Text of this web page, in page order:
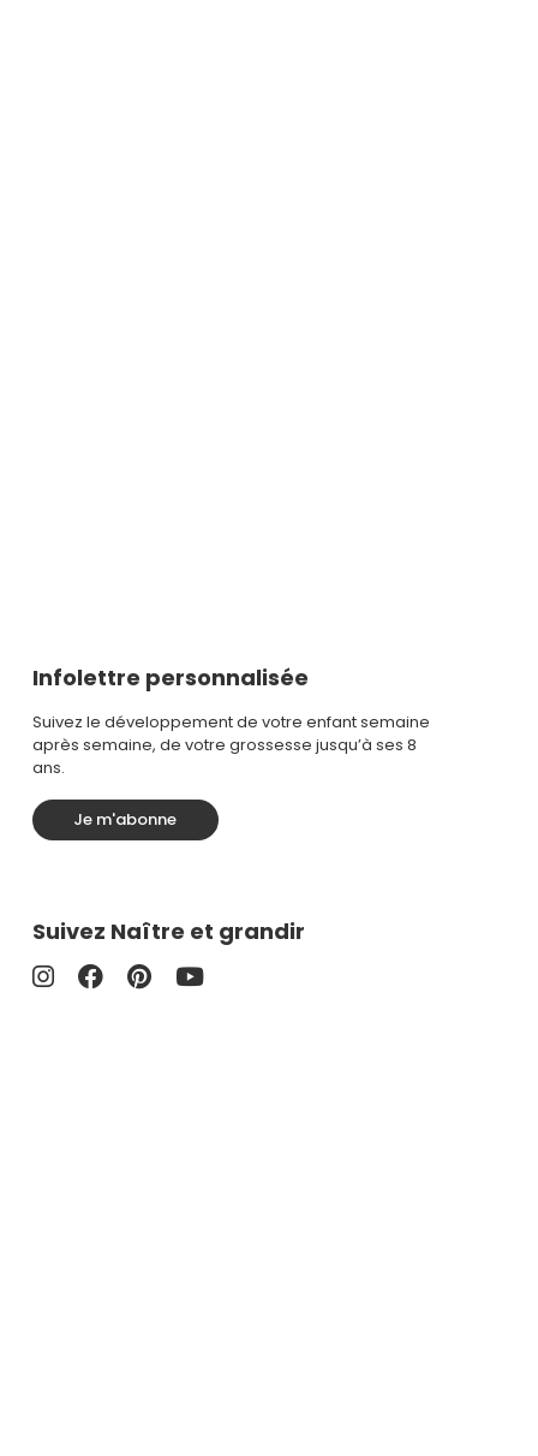
Infolettre personnalisée
Suivez le développement de votre enfant semaine
après semaine, de votre grossesse jusqu’à ses 8
ans.
Je m'abonne
Suivez Naître et grandir